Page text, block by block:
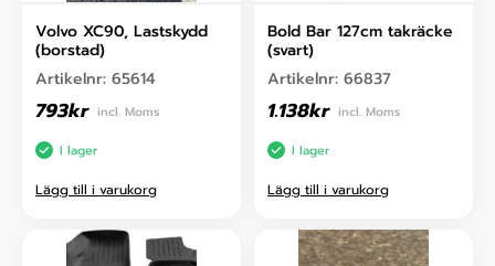
Volvo XC90, Lastskydd
(borstad)
Artikelnr: 65614
793kr incl. Moms
I lager
Lägg till i varukorg
Bold Bar 127cm takräcke
(svart)
Artikelnr: 66837
1.138kr incl. Moms
I lager
Lägg till i varukorg